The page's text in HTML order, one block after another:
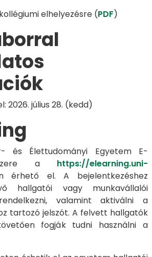
elhelyezésre (PDF)
2026. július 28. (kedd)
és Élettudományi Egyetem E-
a https://elearning.uni-
érhető el. A bejelentkezéshez
hallgatói vagy munkavállalói
valamint aktiválni a
tartozó jelszót. A felvett hallgatók
fogják tudni használni a